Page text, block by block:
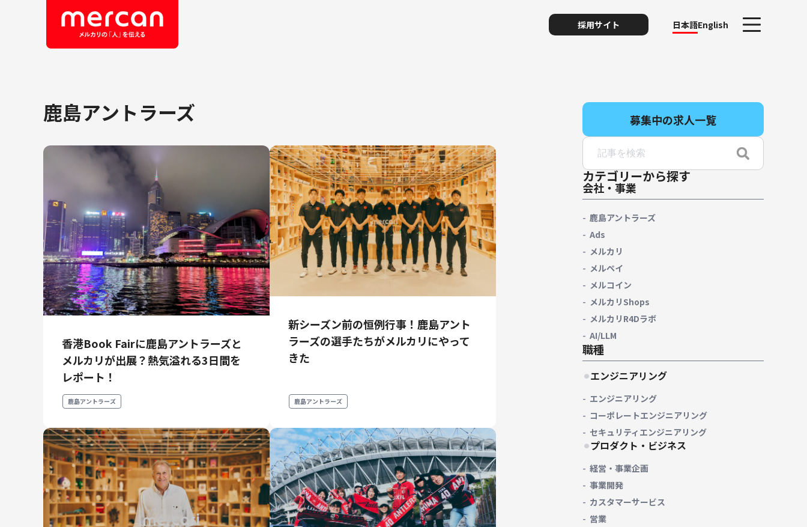
採用サイト 日本語English
メルカリ
メルペイ
メルコイン
メルカリShops
メルカリR4Dラボ
AI/LLM
エンジニアリング
エンジニアリング
コーポレートエンジニアリング
セキュリティエンジニアリング
プロダクト・ビジネス
経営・事業企画
事業開発
カスタマーサービス
営業
マーケティング・PR
プロダクトマネジメント
データアナリティクス
クリエイティブ
コーポレート
財務・経理
内部監査・リスク
法務
人事
セキュリティ・プライバシー
鹿島アントラーズ
香港Book Fairに鹿島アントラーズと
メルカリが出展？熱気溢れる3日間を
レポート！
鹿島アントラーズ
新シーズン前の恒例行事！鹿島アント
ラーズの選手たちがメルカリにやって
きた
鹿島アントラーズ
募集中の求人一覧
カテゴリーから探す
会社・事業
鹿島アントラーズ
Ads
メルカリ
メルペイ
メルコイン
メルカリShops
メルカリR4Dラボ
AI/LLM
職種
エンジニアリング
エンジニアリング
コーポレートエンジニアリング
セキュリティエンジニアリング
プロダクト・ビジネス
経営・事業企画
事業開発
カスタマーサービス
営業